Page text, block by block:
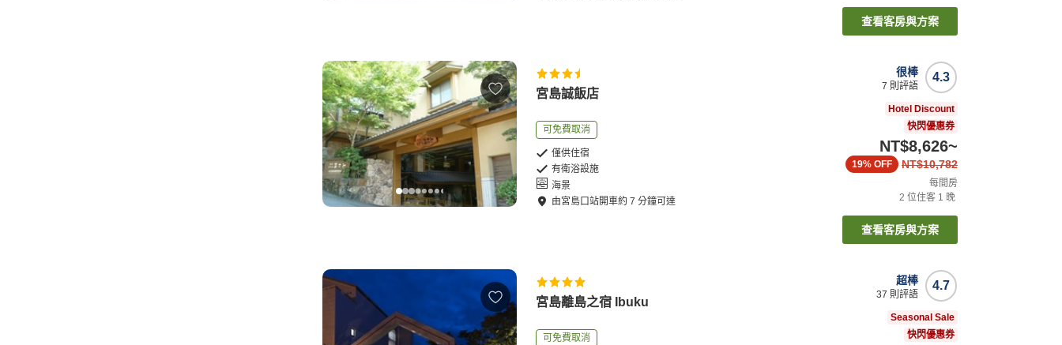
查看客房與方案
宮島誠飯店
可免費取消
僅供住宿
有衛浴設施
海景
由宮島口站開車約7 分鐘可達
4.3
很棒
7 則評語
Hotel Discount
快閃優惠券
NT$8,626~
NT$10,782
19% OFF
每間房
2 位住客 1 晚
查看客房與方案
宮島離島之宿 Ibuku
可免費取消
4.7
超棒
37 則評語
Seasonal Sale
快閃優惠券